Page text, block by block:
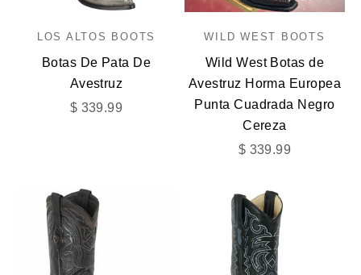
LOS ALTOS BOOTS
Botas De Pata De
Avestruz
Precio de oferta
$ 339.99
WILD WEST BOOTS
Wild West Botas de
Avestruz Horma Europea
Punta Cuadrada Negro
Cereza
Precio de oferta
$ 339.99